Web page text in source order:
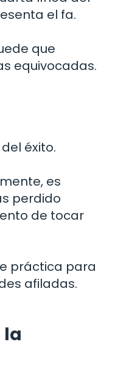
el fa.
que
equivocadas.
éxito.
es
perdido
de tocar
práctica para
afiladas.
la